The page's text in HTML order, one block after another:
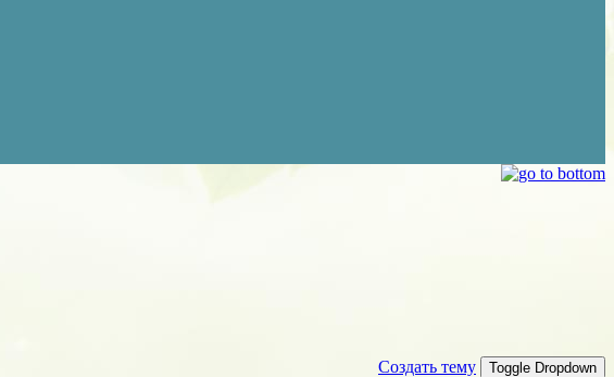
Создать тему Toggle Dropdown